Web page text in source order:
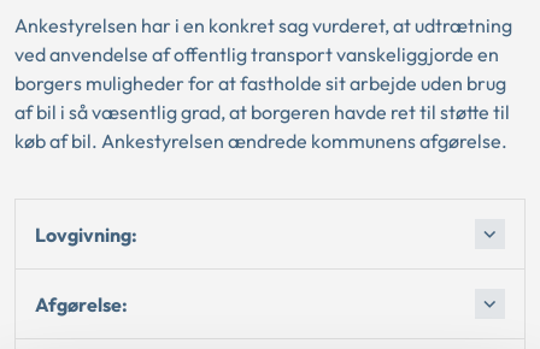
Ankestyrelsen har i en konkret sag vurderet, at udtrætning
ved anvendelse af offentlig transport vanskeliggjorde en
borgers muligheder for at fastholde sit arbejde uden brug
af bil i så væsentlig grad, at borgeren havde ret til støtte til
køb af bil. Ankestyrelsen ændrede kommunens afgørelse.
Lovgivning:
Afgørelse: